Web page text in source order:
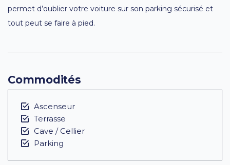
permet d’oublier votre voiture sur son parking sécurisé et
tout peut se faire à pied.
Commodités
Ascenseur
Terrasse
Cave / Cellier
Parking